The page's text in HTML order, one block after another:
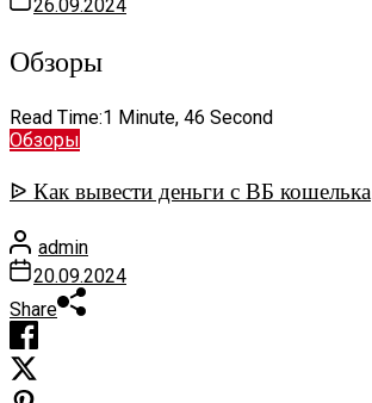
26.09.2024
Обзоры
Read Time:1 Minute, 46 Second
Обзоры
ᐉ Как вывести деньги с ВБ кошелька
admin
20.09.2024
Share